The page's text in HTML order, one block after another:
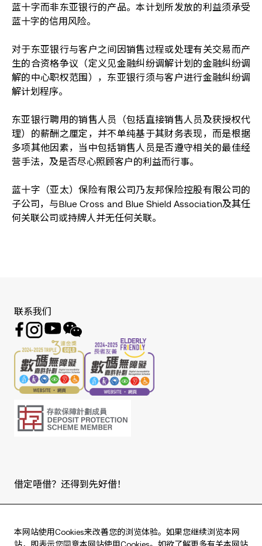
蓝十字而非东亚银行的产品。本计划所发放的利益须承受
蓝十字的信用风险。
对于东亚银行与客户之间因销售过程或处理有关交易而产
生的合资格争议（定义见金融纠纷调解计划的金融纠纷调
解的中心职权范围），东亚银行须与客户进行金融纠纷调
解计划程序。
东亚银行聘用的销售人员（包括直接销售人员及获授权代
理）的薪酬之厘定，并不单纯基于其财务表现，而是根据
多项其他因素，当中包括销售人员是否遵守相关的最佳经
营手法，及是否尽心照顾客户的利益而行事。
蓝十字（亚太）保险有限公司乃友邦保险控股有限公司的
子公司，与Blue Cross and Blue Shield Association及其任
何关联公司或持牌人并无任何关联。
本网站使用Cookies来改善您的浏览体验。如果您继续浏览本网
联系我们
借定唔借？还得到先好借！